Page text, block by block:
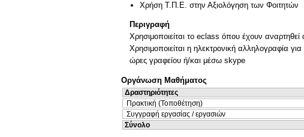
Χρήση Τ.Π.Ε. στην Αξιολόγηση των Φοιτητών
Περιγραφή
Χρησιμοποιείται το eclass όπου έχουν
Χρησιμοποιείται η ηλεκτρονική αλληλογραφία
ώρες γραφείου ή/και μέσω skype
Οργάνωση Μαθήματος
Δραστηριότητες
Πρακτική (Τοποθέτηση)
Συγγραφή εργασίας / εργασιών
Σύνολο